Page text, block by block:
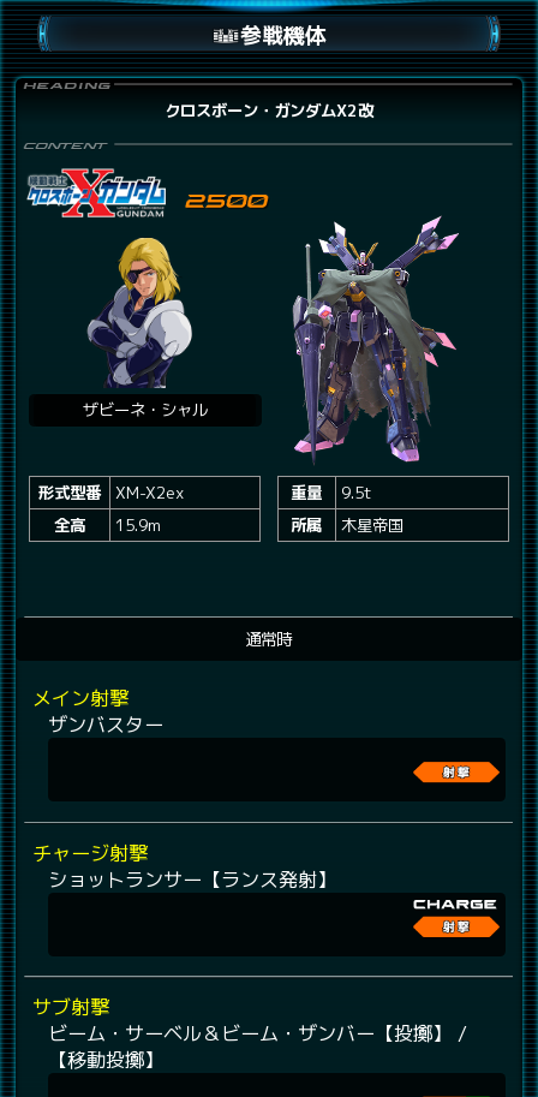
参戦機体
クロスボーン・ガンダムX2改
ザビーネ・シャル
形式型番
XM-X2ex
全高
15.9m
重量
9.5t
所属
木星帝国
通常時
メイン射撃
ザンバスター
チャージ射撃
ショットランサー【ランス発射】
サブ射撃
ビーム・サーベル＆ビーム・ザンバー【投擲】 /
【移動投擲】